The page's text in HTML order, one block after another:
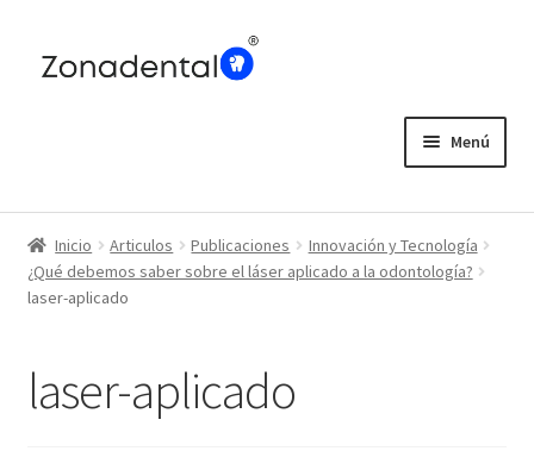
Menú
Blog
Inicio Articulos Publicaciones
Innovación y Tecnología
¿Qué debemos saber sobre el láser aplicado a la odontología?
laser-aplicado
laser-aplicado